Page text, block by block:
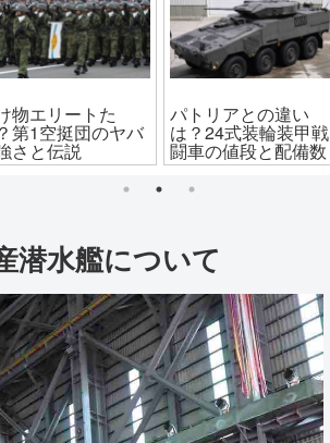
物エリートた
第1空挺団のヤバ
さと伝説
パトリアとの違い
は？24式装輪装甲戦
闘車の値段と配備数
潜水艦について